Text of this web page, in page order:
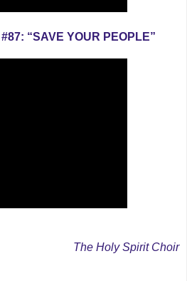
“SAVE YOUR PEOPLE”
The Holy Spirit Choir